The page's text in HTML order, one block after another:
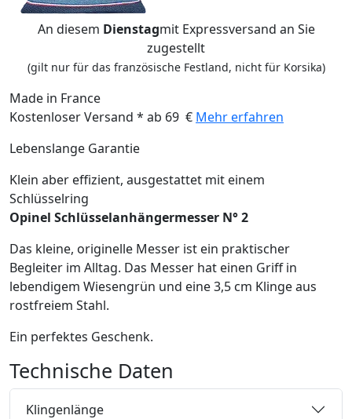
An diesem Dienstagmit Expressversand an Sie
zugestellt
(gilt nur für das französische Festland, nicht für Korsika)
Made in France
Kostenloser Versand * ab 69 € Mehr erfahren
Lebenslange Garantie
Klein aber effizient, ausgestattet mit einem
Schlüsselring
Opinel Schlüsselanhängermesser N° 2
Das kleine, originelle Messer ist ein praktischer
Begleiter im Alltag. Das Messer hat einen Griff in
lebendigem Wiesengrün und eine 3,5 cm Klinge aus
rostfreiem Stahl.
Ein perfektes Geschenk.
Technische Daten
Klingenlänge